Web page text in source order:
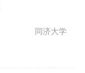
同济大学